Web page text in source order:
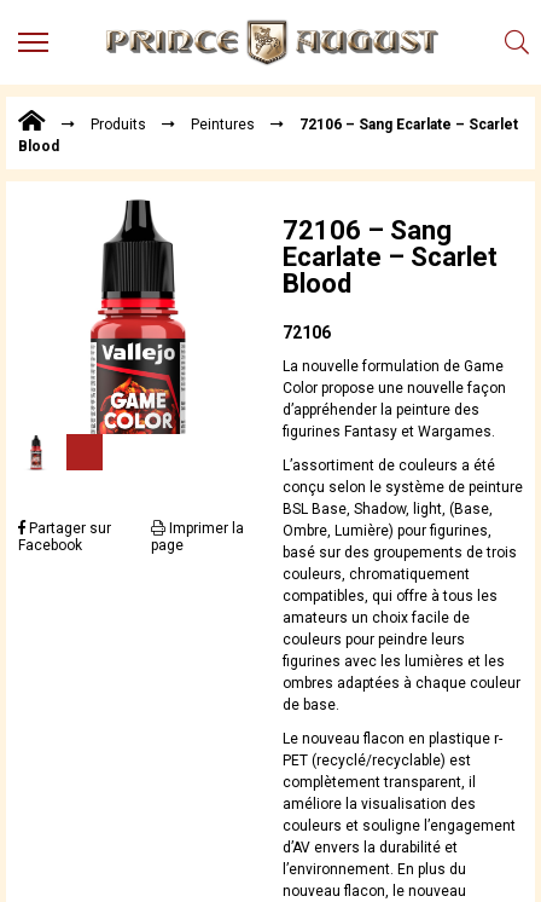
MENU
Points
Vente
Actualités
Téléchargements
Techniques,
trucs et
astuces
Vidéos
Produits Peintures
72106 – Sang Ecarlate – Scarlet
Blood
Partager sur
Facebook
Imprimer la
page
72106 – Sang
Ecarlate – Scarlet
Blood
72106
La nouvelle formulation de Game
Color propose une nouvelle façon
d’appréhender la peinture des
figurines Fantasy et Wargames.
L’assortiment de couleurs a été
conçu selon le système de peinture
BSL Base, Shadow, light, (Base,
Ombre, Lumière) pour figurines,
basé sur des groupements de trois
couleurs, chromatiquement
compatibles, qui offre à tous les
amateurs un choix facile de
couleurs pour peindre leurs
figurines avec les lumières et les
ombres adaptées à chaque couleur
de base.
Le nouveau flacon en plastique r-
PET (recyclé/recyclable) est
complètement transparent, il
améliore la visualisation des
couleurs et souligne l’engagement
d’AV envers la durabilité et
l’environnement. En plus du
nouveau flacon, le nouveau